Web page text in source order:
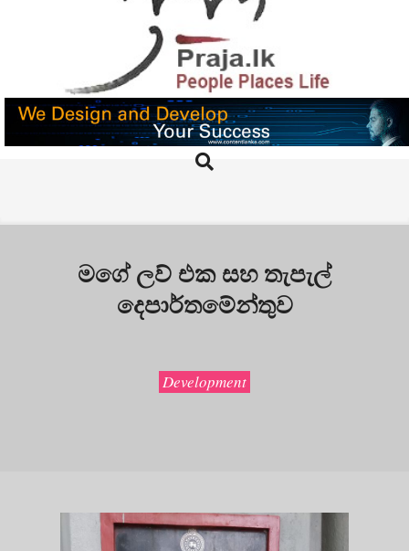
PRAJA.LK
Search
මගේ ලව් එක සහ තැපැල්
දෙපාර්තමේන්තුව
Development